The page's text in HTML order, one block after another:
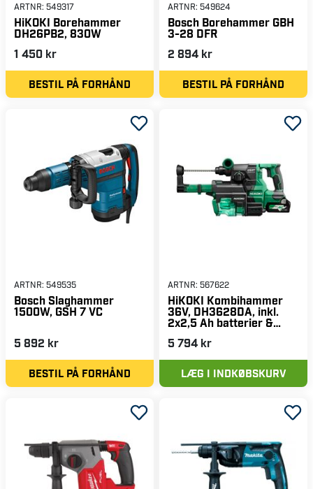
ARTNR: 549317
HiKOKI Borehammer
DH26PB2, 830W
1 450 kr
BESTIL PÅ FORHÅND
ARTNR: 549624
Bosch Borehammer GBH
3-28 DFR
2 894 kr
BESTIL PÅ FORHÅND
ARTNR: 549535
Bosch Slaghammer
1500W, GSH 7 VC
5 892 kr
BESTIL PÅ FORHÅND
ARTNR: 567622
HiKOKI Kombihammer
36V, DH3628DA, inkl.
2x2,5 Ah batterier &
5 794 kr
LÆG I INDKØBSKURV